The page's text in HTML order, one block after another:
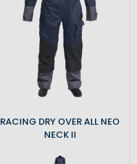
RACING DRY OVER ALL NEO
NECK II